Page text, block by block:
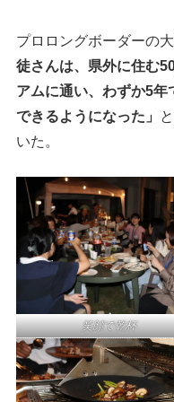
プロロングボーダーの
徒さんは、県外に住む
アムに通い、わずか5
できるようになった」
いた。
笑顔で乾杯